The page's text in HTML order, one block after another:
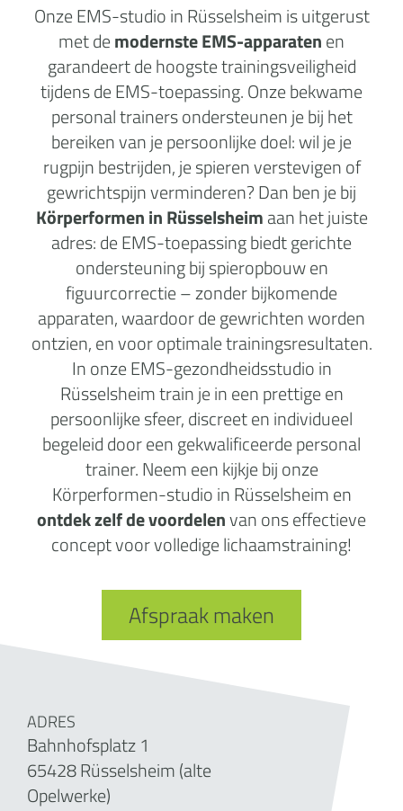
Onze EMS-studio in Rüsselsheim is uitgerust
met demodernste EMS-apparatenen
garandeert de hoogste trainingsveiligheid
tijdens de EMS-toepassing. Onze bekwame
personal trainers ondersteunen je bij het
bereiken van je persoonlijke doel: wil je je
rugpijn bestrijden, je spieren verstevigen of
gewrichtspijn verminderen? Dan ben je bij
Körperformen in Rüsselsheimaan het juiste
adres: de EMS-toepassing biedt gerichte
ondersteuning bij spieropbouw en
figuurcorrectie – zonder bijkomende
apparaten, waardoor de gewrichten worden
ontzien, en voor optimale trainingsresultaten.
In onze EMS-gezondheidsstudio in
Rüsselsheim train je in een prettige en
persoonlijke sfeer, discreet en individueel
begeleid door een gekwalificeerde personal
trainer. Neem een kijkje bij onze
Körperformen-studio in Rüsselsheim en
ontdek zelf de voordelenvan ons effectieve
concept voor volledige lichaamstraining!
Afspraak maken
ADRES
Bahnhofsplatz 1
65428 Rüsselsheim (alte
Opelwerke)